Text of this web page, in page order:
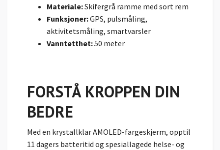
Materiale:Skifergrå ramme med sort rem
Funksjoner:GPS, pulsmåling,
aktivitetsmåling, smartvarsler
Vanntetthet:50 meter
FORSTÅ KROPPEN DIN
BEDRE
Med en krystallklar AMOLED-fargeskjerm, opptil
11 dagers batteritid og spesiallagede helse- og